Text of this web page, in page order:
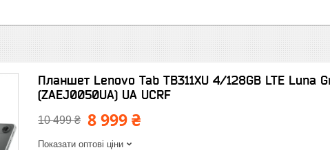
Планшет Lenovo Tab TB311XU 4/128GB LTE Luna
(ZAEJ0050UA) UA UCRF
10 499 ₴ 8 999 ₴
Показати оптові ціни